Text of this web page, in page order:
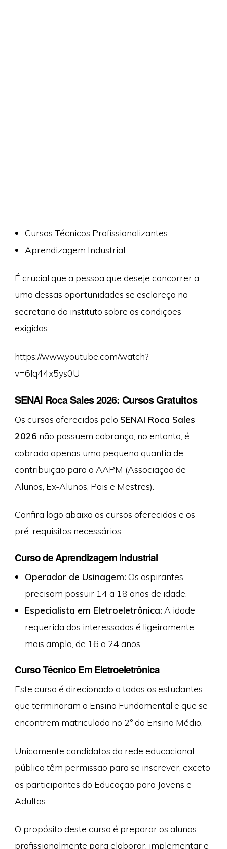
Cursos Técnicos Profissionalizantes
Aprendizagem Industrial
É crucial que a pessoa que deseje concorrer a
uma dessas oportunidades se esclareça na
secretaria do instituto sobre as condições
exigidas.
https://www.youtube.com/watch?
v=6lq44x5ys0U
SENAI Roca Sales 2026: Cursos Gratuitos
Os cursos oferecidos pelo SENAI Roca Sales
2026 não possuem cobrança, no entanto, é
cobrada apenas uma pequena quantia de
contribuição para a AAPM (Associação de
Alunos, Ex-Alunos, Pais e Mestres).
Confira logo abaixo os cursos oferecidos e os
pré-requisitos necessários.
Curso de Aprendizagem Industrial
Operador de Usinagem: Os aspirantes
precisam possuir 14 a 18 anos de idade.
Especialista em Eletroeletrônica: A idade
requerida dos interessados é ligeiramente
mais ampla, de 16 a 24 anos.
Curso Técnico Em Eletroeletrônica
Este curso é direcionado a todos os estudantes
que terminaram o Ensino Fundamental e que se
encontrem matriculado no 2º do Ensino Médio.
Unicamente candidatos da rede educacional
pública têm permissão para se inscrever, exceto
os participantes do Educação para Jovens e
Adultos.
O propósito deste curso é preparar os alunos
profissionalmente para elaborar, implementar e